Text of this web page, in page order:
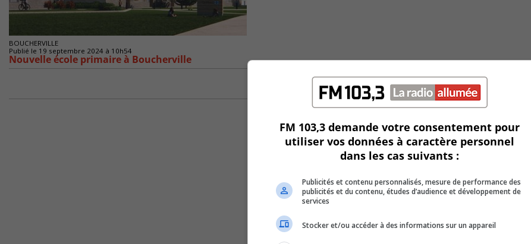
BOUCHERVILLE
Publié le 19 septembre 2024 à 10h54
Nouvelle école primaire à Boucherville
FM 103,3 demande votre consentement pour
utiliser vos données à caractère personnel
dans les cas suivants :
Publicités et contenu personnalisés, mesure de performance des
publicités et du contenu, études d’audience et développement de
services
Stocker et/ou accéder à des informations sur un appareil